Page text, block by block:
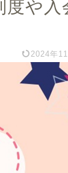
度や入
2024年11